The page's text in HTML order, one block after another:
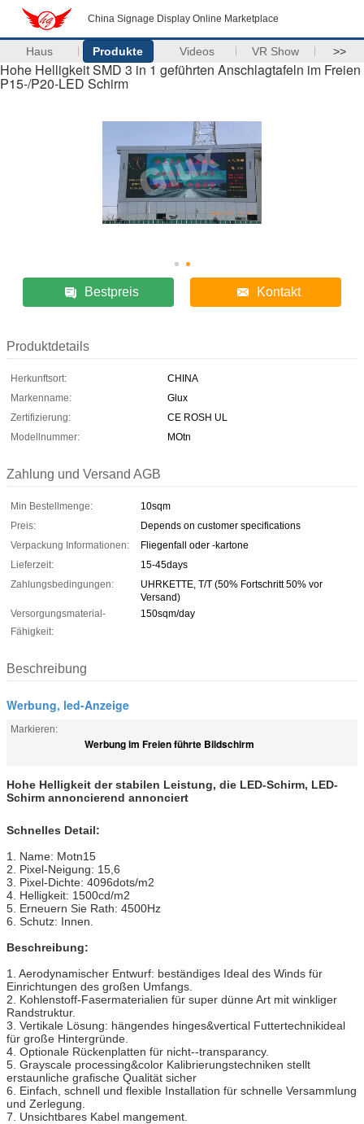
China Signage Display Online Marketplace
Haus Produkte Videos VR Show >>
Hohe Helligkeit SMD 3 in 1 geführten Anschlagtafeln im Freien
P15-/P20-LED Schirm
Bestpreis Kontakt
Produktdetails
Herkunftsort:
CHINA
Markenname:
Glux
Zertifizierung:
CE ROSH UL
Modellnummer:
MOtn
Zahlung und Versand AGB
Min Bestellmenge:
10sqm
Preis:
Depends on customer specifications
Verpackung Informationen:
Fliegenfall oder -kartone
Lieferzeit:
15-45days
Zahlungsbedingungen:
UHRKETTE, T/T (50% Fortschritt 50% vor
Versand)
Versorgungsmaterial-
Fähigkeit:
150sqm/day
Beschreibung
Werbung, led-Anzeige
Markieren:
Werbung im Freien führte Bildschirm
Hohe Helligkeit der stabilen Leistung, die LED-Schirm, LED-
Schirm annoncierend annonciert
Schnelles Detail:
1. Name: Motn15
2. Pixel-Neigung: 15,6
3. Pixel-Dichte: 4096dots/m2
4. Helligkeit: 1500cd/m2
5. Erneuern Sie Rath: 4500Hz
6. Schutz: Innen.
Beschreibung:
1. Aerodynamischer Entwurf: beständiges Ideal des Winds für
Einrichtungen des großen Umfangs.
2. Kohlenstoff-Fasermaterialien für super dünne Art mit winkliger
Randstruktur.
3. Vertikale Lösung: hängendes hinges&vertical Futtertechnikideal
für große Hintergründe.
4. Optionale Rückenplatten für nicht--transparancy.
5. Grayscale processing&color Kalibrierungstechniken stellt
erstaunliche grafische Qualität sicher
6. Einfach, schnell und flexible Installation für schnelle Versammlung
und Zerlegung.
7. Unsichtbares Kabel mangement.